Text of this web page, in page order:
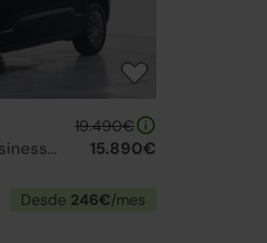
1.5BlueHDI S&S Active Pack Business Standard 100
19.490€
15.890€
Desde 246€/mes